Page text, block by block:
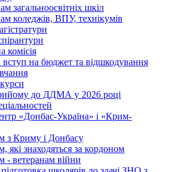
загальноосвітніх шкіл
коледжів, ВПУ, технікумів
комісія
на бюджет та відшкодування
до ДДМА у 2026 році
«Донбас-Україна» і «Крим-
з Криму і Донбасу
які знаходяться за кордоном
- ветеранам війни